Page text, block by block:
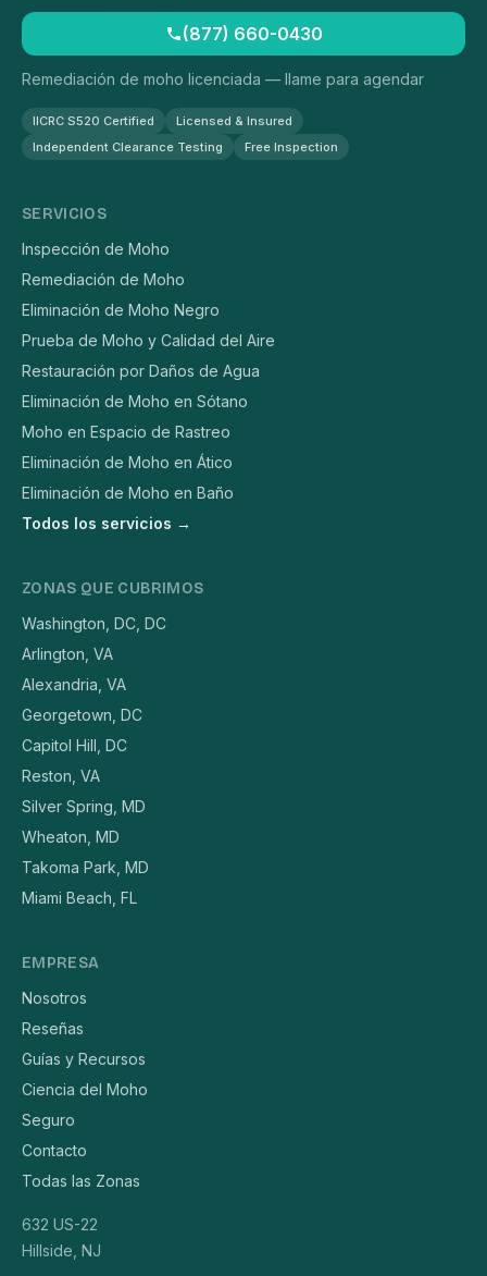
(877) 660-0430
Remediación de moho licenciada — llame para agendar
IICRC S520 Certified
Licensed & Insured
Independent Clearance Testing
Free Inspection
SERVICIOS
Inspección de Moho
Remediación de Moho
Eliminación de Moho Negro
Prueba de Moho y Calidad del Aire
Restauración por Daños de Agua
Eliminación de Moho en Sótano
Moho en Espacio de Rastreo
Eliminación de Moho en Ático
Eliminación de Moho en Baño
Todos los servicios →
ZONAS QUE CUBRIMOS
Washington, DC, DC
Arlington, VA
Alexandria, VA
Georgetown, DC
Capitol Hill, DC
Reston, VA
Silver Spring, MD
Wheaton, MD
Takoma Park, MD
Miami Beach, FL
EMPRESA
Nosotros
Reseñas
Guías y Recursos
Ciencia del Moho
Seguro
Contacto
Todas las Zonas
632 US-22
Hillside, NJ